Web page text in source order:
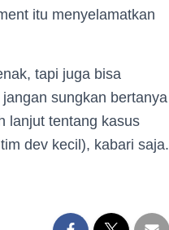
itu menyelamatkan
tapi juga bisa
sungkan bertanya
lanjut tentang kasus
dev kecil), kabari saja.